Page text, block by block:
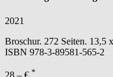
2021
Broschur. 272 Seiten. 13,5
ISBN 978-3-89581-565-2
28,– € *